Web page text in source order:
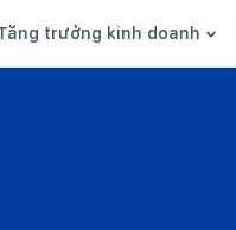
trưởng kinh doanh